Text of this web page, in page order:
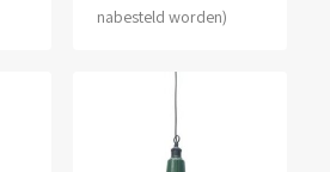
nabesteld worden)